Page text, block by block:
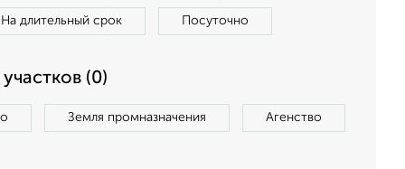
На длительный срок Посуточно
(0)
Земля промназначения Агенство